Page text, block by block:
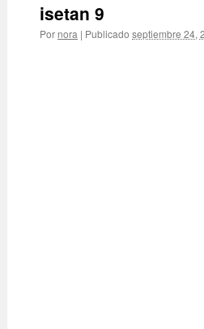
isetan 9
Por nora | Publicado septiembre 24,